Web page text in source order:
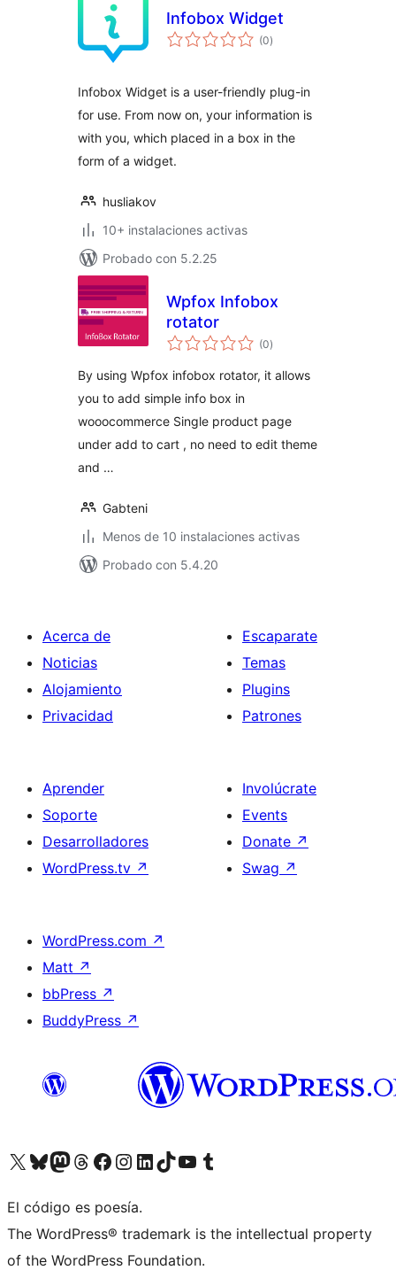
Infobox Widget
(0total
de
)
Infobox Widget is a user-friendly plug-in
for use. From now on, your information is
with you, which placed in a box in the
form of a widget.
husliakov
10+ instalaciones activas
Probado con 5.2.25
Wpfox Infobox
rotator
(0total
de
)
By using Wpfox infobox rotator, it allows
you to add simple info box in
wooocommerce Single product page
under add to cart , no need to edit theme
and …
Gabteni
Menos de 10 instalaciones activas
Probado con 5.4.20
Acerca de
Noticias
Alojamiento
Privacidad
Escaparate
Temas
Plugins
Patrones
Aprender
Soporte
Desarrolladores
WordPress.tv ↗
Involúcrate
Events
Donate ↗
Swag ↗
WordPress.com ↗
Matt ↗
bbPress ↗
BuddyPress ↗
Visit our X (formerly Twitter) account
Visit our Bluesky account
Visit our Mastodon account
Visit our Threads account
Visita nuestra página de Facebook
Visita nuestra cuenta de Instagram
Visita nuestra cuenta de LinkedIn
Visit our TikTok account
Visita nuestro canal de YouTube
Visit our Tumblr account
El código es poesía.
The WordPress® trademark is the intellectual property
of the WordPress Foundation.